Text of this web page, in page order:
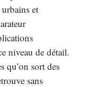
et
niveau de détail.
qu’on sort des
sans